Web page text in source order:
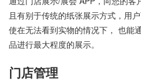
且有别于传统的纸张展示方式，用
使在无法看到实物的情况下， 也能
品进行最大程度的展示。
门店管理